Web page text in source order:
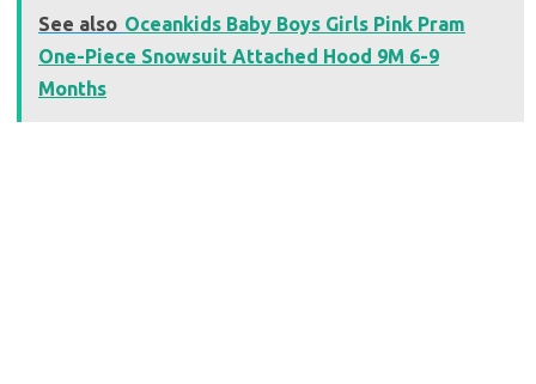
See also Oceankids Baby Boys Girls Pink Pram
One-Piece Snowsuit Attached Hood 9M 6-9
Months